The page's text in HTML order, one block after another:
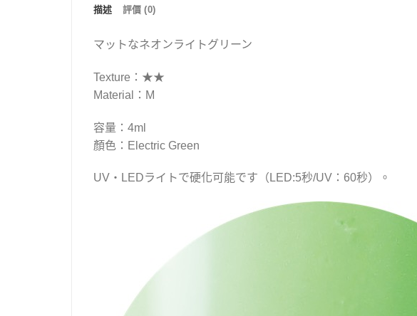
描述 評價 (0)
マットなネオンライトグリーン
Texture：★★
Material：M
容量：4ml
顏色：Electric Green
UV・LEDライトで硬化可能です（LED:5秒/UV：60秒）。